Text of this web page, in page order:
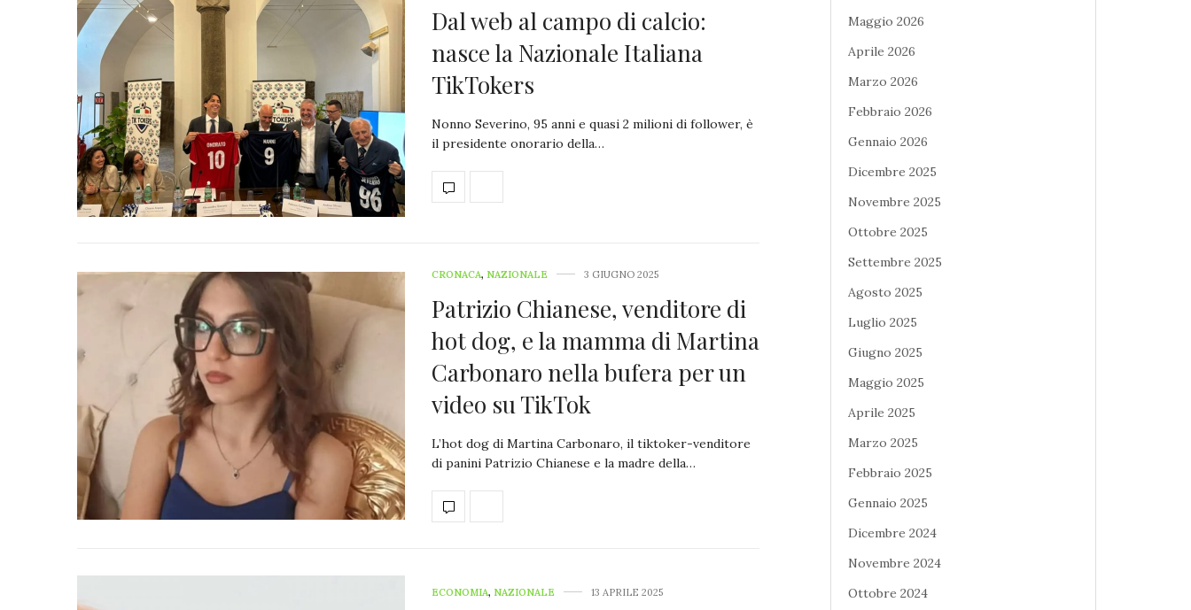
Dal web al campo di calcio:
nasce la Nazionale Italiana
TikTokers
Nonno Severino, 95 anni e quasi 2 milioni di follower, è
il presidente onorario della…
CRONACA, NAZIONALE 3 GIUGNO 2025
Patrizio Chianese, venditore di
hot dog, e la mamma di Martina
Carbonaro nella bufera per un
video su TikTok
L’hot dog di Martina Carbonaro, il tiktoker-venditore
di panini Patrizio Chianese e la madre della…
ECONOMIA, NAZIONALE 13 APRILE 2025
Maggio 2026
Aprile 2026
Marzo 2026
Febbraio 2026
Gennaio 2026
Dicembre 2025
Novembre 2025
Ottobre 2025
Settembre 2025
Agosto 2025
Luglio 2025
Giugno 2025
Maggio 2025
Aprile 2025
Marzo 2025
Febbraio 2025
Gennaio 2025
Dicembre 2024
Novembre 2024
Ottobre 2024